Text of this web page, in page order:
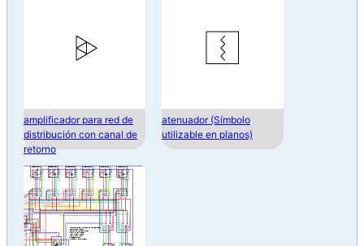
amplificador para red de
distribución con canal de
retorno
atenuador (Símbolo
utilizable en planos)